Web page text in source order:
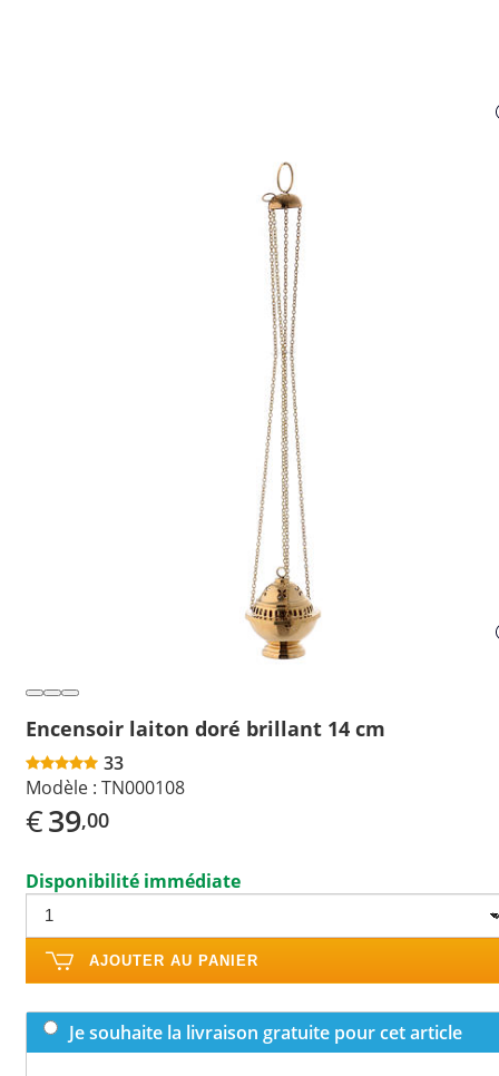
Encensoir laiton doré brillant 14 cm
33
Modèle : TN000108
€39,00
Disponibilité immédiate
AJOUTER AU PANIER
Je souhaite la livraison gratuite pour cet article